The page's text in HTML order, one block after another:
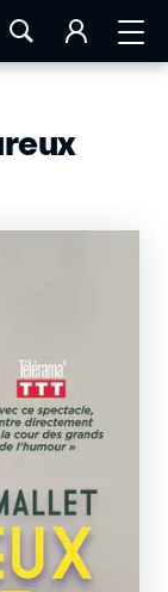
ROCHELLE